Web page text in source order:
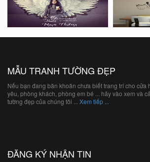
MẪU TRANH TƯỜNG ĐẸP
Nếu bạn đang băn khoăn chưa biết trang trí cho cửa
yêu, phòng khách, phòng em bé ... hãy vào xem và
tường đẹp của chúng tôi ... Xem tiếp ...
ĐĂNG KÝ NHẬN TIN